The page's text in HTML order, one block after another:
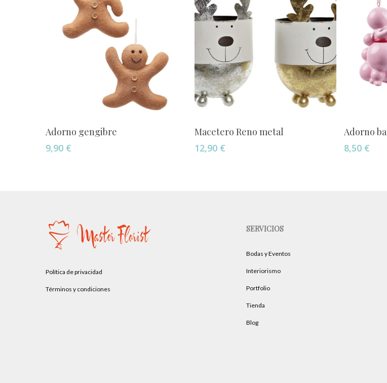
Añadir Al Carrito
Adorno gengibre
9,90 €
Añadir Al Carrito
Macetero Reno metal
12,90 €
Adorno
8,50 €
Política de privacidad
Términos y condiciones
SERVICIOS
Bodas y Eventos
Interiorismo
Portfolio
Tienda
Blog